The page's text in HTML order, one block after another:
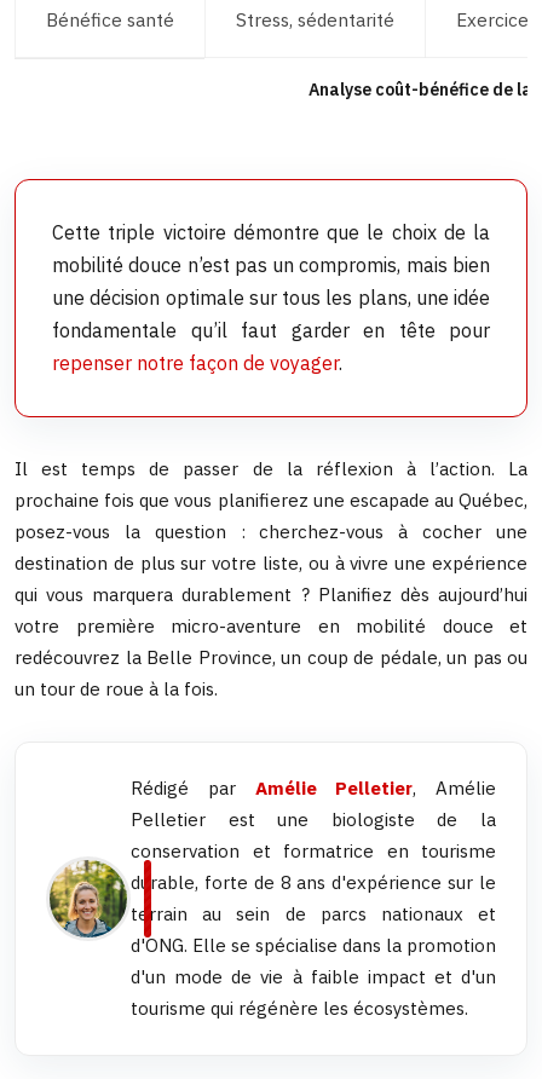
Analyse coût-bénéfice de la
Bénéfice santé Stress, sédentarité Exercice,
Cette triple victoire démontre que le choix de la
mobilité douce n’est pas un compromis, mais bien
une décision optimale sur tous les plans, une idée
fondamentale qu’il faut garder en tête pour
repenser notre façon de voyager.
Il est temps de passer de la réflexion à l’action. La
prochaine fois que vous planifierez une escapade au Québec,
posez-vous la question : cherchez-vous à cocher une
destination de plus sur votre liste, ou à vivre une expérience
qui vous marquera durablement ? Planifiez dès aujourd’hui
votre première micro-aventure en mobilité douce et
redécouvrez la Belle Province, un coup de pédale, un pas ou
un tour de roue à la fois.
Rédigé par Amélie Pelletier, Amélie
Pelletier est une biologiste de la
conservation et formatrice en tourisme
durable, forte de 8 ans d'expérience sur le
terrain au sein de parcs nationaux et
d'ONG. Elle se spécialise dans la promotion
d'un mode de vie à faible impact et d'un
tourisme qui régénère les écosystèmes.